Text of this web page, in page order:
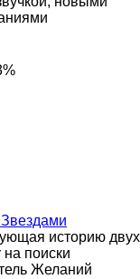
историю двух
поиски
Желаний